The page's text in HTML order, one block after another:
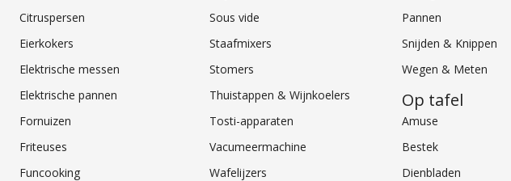
Citruspersen
Eierkokers
Elektrische messen
Elektrische pannen
Fornuizen
Friteuses
Funcooking
Sous vide
Staafmixers
Stomers
Thuistappen & Wijnkoelers
Tosti-apparaten
Vacumeermachine
Wafelijzers
Pannen
Snijden & Knippen
Wegen & Meten
Op tafel
Amuse
Bestek
Dienbladen